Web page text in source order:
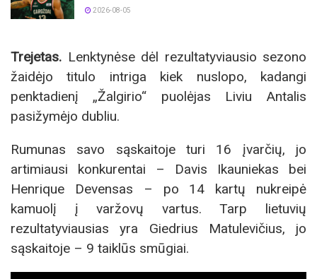
2026-08-05
Trejetas. Lenktynėse dėl rezultatyviausio sezono
žaidėjo titulo intriga kiek nuslopo, kadangi
penktadienį „Žalgirio“ puolėjas Liviu Antalis
pasižymėjo dubliu.
Rumunas savo sąskaitoje turi 16 įvarčių, jo
artimiausi konkurentai – Davis Ikauniekas bei
Henrique Devensas – po 14 kartų nukreipė
kamuolį į varžovų vartus. Tarp lietuvių
rezultatyviausias yra Giedrius Matulevičius, jo
sąskaitoje – 9 taiklūs smūgiai.